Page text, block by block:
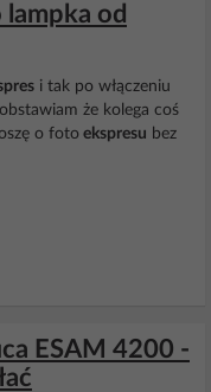
od
i tak po włączeniu
że kolega coś
o foto ekspresu bez
ESAM 4200 -